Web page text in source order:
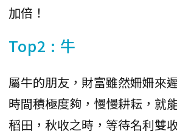
加倍！
Top2 : 牛
屬牛的朋友，財富雖然姍姍來
時間積極度夠，慢慢耕耘，就
稻田，秋收之時，等待名利雙